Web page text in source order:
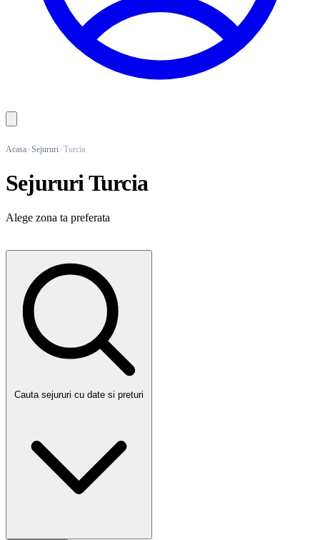
Acasa Sejururi Turcia
Sejururi Turcia
Alege zona ta preferata
Cauta sejururi cu date si preturi